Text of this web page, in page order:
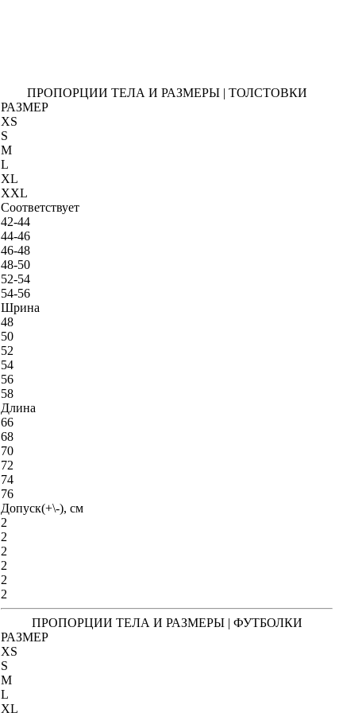
ПРОПОРЦИИ ТЕЛА И РАЗМЕРЫ | ТОЛСТОВКИ
РАЗМЕР
XS
S
M
L
XL
XXL
Соответствует
42-44
44-46
46-48
48-50
52-54
54-56
Шрина
48
50
52
54
56
58
Длина
66
68
70
72
74
76
Допуск(+\-), см
2
2
2
2
2
2
ПРОПОРЦИИ ТЕЛА И РАЗМЕРЫ | ФУТБОЛКИ
РАЗМЕР
XS
S
M
L
XL